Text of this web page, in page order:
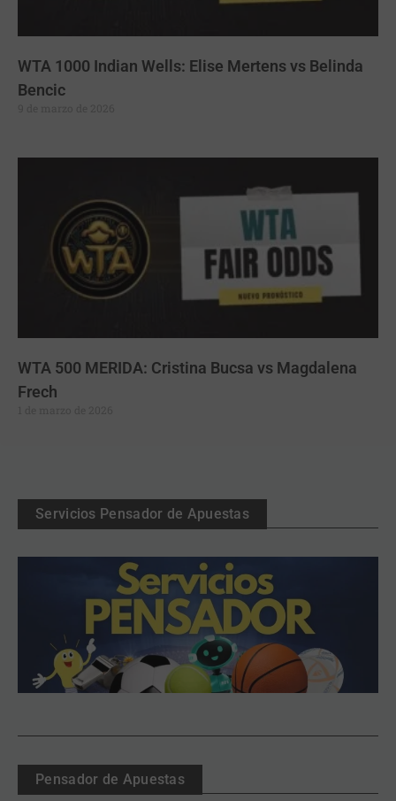
WTA 1000 Indian Wells: Elise Mertens vs Belinda
Bencic
WTA 500 MERIDA: Cristina Bucsa vs Magdalena
Frech
Servicios Pensador de Apuestas
Pensador de Apuestas